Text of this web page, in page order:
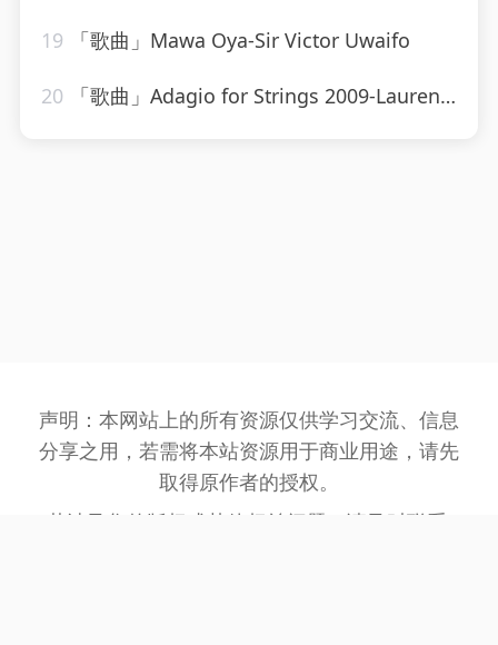
19 「歌曲」Mawa Oya-Sir Victor Uwaifo
20 「歌曲」Adagio for Strings 2009-Laurent Wolf
声明：本网站上的所有资源仅供学习交流、信息
分享之用，若需将本站资源用于商业用途，请先
取得原作者的授权。
若涉及您的版权或其他权益问题，请及时联系: